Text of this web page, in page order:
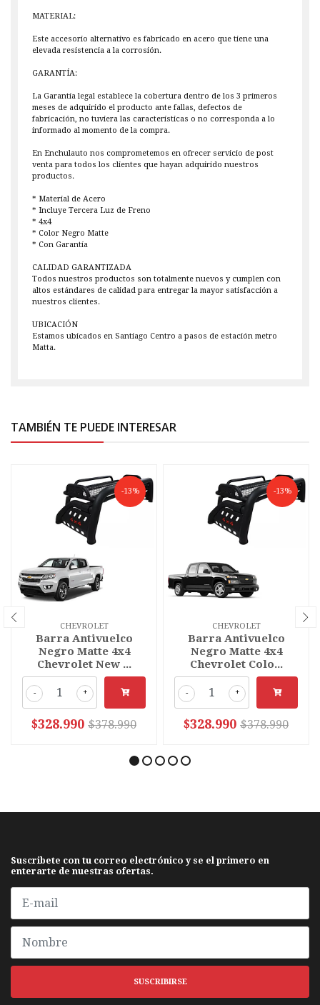
MATERIAL:
Este accesorio alternativo es fabricado en acero que tiene una
elevada resistencia a la corrosión.
GARANTÍA:
La Garantía legal establece la cobertura dentro de los 3 primeros
meses de adquirido el producto ante fallas, defectos de
fabricación, no tuviera las características o no corresponda a lo
informado al momento de la compra.
En Enchulauto nos comprometemos en ofrecer servicio de post
venta para todos los clientes que hayan adquirido nuestros
productos.
* Material de Acero
* Incluye Tercera Luz de Freno
* 4x4
* Color Negro Matte
* Con Garantía
CALIDAD GARANTIZADA
Todos nuestros productos son totalmente nuevos y cumplen con
altos estándares de calidad para entregar la mayor satisfacción a
nuestros clientes.
UBICACIÓN
Estamos ubicados en Santiago Centro a pasos de estación metro
Matta.
TAMBIÉN TE PUEDE INTERESAR
-13%
CHEVROLET
Barra Antivuelco
Negro Matte 4x4
Chevrolet New ...
+
-
$328.990 $378.990
-13%
CHEVROLET
Barra Antivuelco
Negro Matte 4x4
Chevrolet Colo...
+
-
$328.990 $378.990
Suscribete con tu correo electrónico y se el primero en
enterarte de nuestras ofertas.
SUSCRIBIRSE